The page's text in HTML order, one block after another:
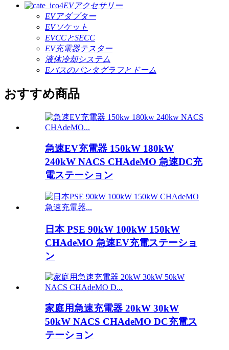
EVアクセサリー
EVアダプター
EVソケット
EVCCとSECC
EV充電器テスター
液体冷却システム
Eバスのパンタグラフとドーム
おすすめ商品
急速EV充電器 150kW 180kW
240kW NACS CHAdeMO 急速DC充
電ステーション
日本 PSE 90kW 100kW 150kW
CHAdeMO 急速EV充電ステーショ
ン
家庭用急速充電器 20kW 30kW
50kW NACS CHAdeMO DC充電ス
テーション